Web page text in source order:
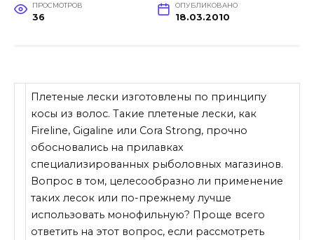
ПРОСМОТРОВ
36
ОПУБЛИКОВАНО
18.03.2010
Плетеные лески изготовлены по принципу
косы из волос. Такие плетеные лески, как
Fireline, Gigaline или Cora Strong, прочно
обосновались на прилавках
специализированных рыболовных магазинов.
Вопрос в том, целесообразно ли применение
таких лесок или по-прежнему лучше
использовать монофильную? Проще всего
ответить на этот вопрос, если рассмотреть